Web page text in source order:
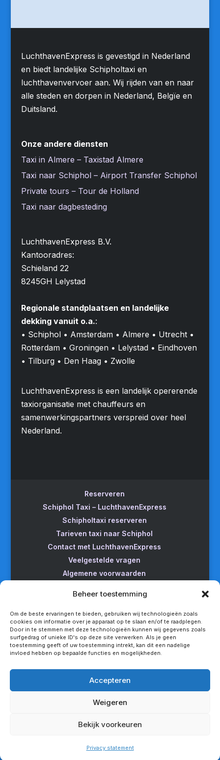
Beheer toestemming
Om de beste ervaringen te bieden, gebruiken wij technologieën zoals
cookies om informatie over je apparaat op te slaan en/of te raadplegen.
Door in te stemmen met deze technologieën kunnen wij gegevens zoals
surfgedrag of unieke ID's op deze site verwerken. Als je geen
toestemming geeft of uw toestemming intrekt, kan dit een nadelige
invloed hebben op bepaalde functies en mogelijkheden.
Accepteren
Weigeren
Bekijk voorkeuren
Privacy statement
LuchthavenExpress is gevestigd in Nederland
en biedt landelijke Schipholtaxi en
luchthavenvervoer aan. Wij rijden van en naar
alle steden en dorpen in Nederland, Belgïe en
Duitsland.
Onze andere diensten
Taxi in Almere – Taxistad Almere
Taxi naar Schiphol – Airport Transfer Schiphol
Private tours – Tour de Holland
Taxi naar dagbesteding
LuchthavenExpress B.V.
Kantooradres:
Schieland 22
8245GH Lelystad
Regionale standplaatsen en landelijke
dekking vanuit o.a.:
• Schiphol • Amsterdam • Almere • Utrecht •
Rotterdam • Groningen • Lelystad • Eindhoven
• Tilburg • Den Haag • Zwolle
LuchthavenExpress is een landelijk opererende
taxiorganisatie met chauffeurs en
samenwerkingspartners verspreid over heel
Nederland.
Reserveren
Schiphol Taxi – LuchthavenExpress
Schipholtaxi reserveren
Tarieven taxi naar Schiphol
Contact met LuchthavenExpress
Veelgestelde vragen
Algemene voorwaarden
Taxi van Almere naar Schiphol
Taxi Amsterdam naar Schiphol
Betrouwbare taxi van Apeldoorn naar Schiphol
Taxi service Enschede Schiphol
Snel een taxi van Lelystad naar Schiphol
Van Nijmegen naar Schiphol met de taxi
Rotterdam Schiphol met LuchthavenExpress
Copyright - LuchthavenExpress®